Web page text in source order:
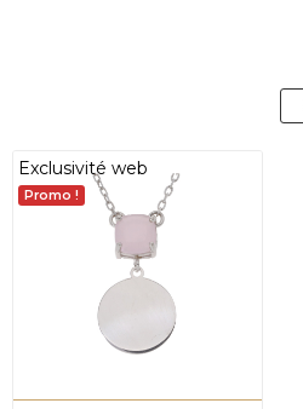
Exclusivité web
Promo !